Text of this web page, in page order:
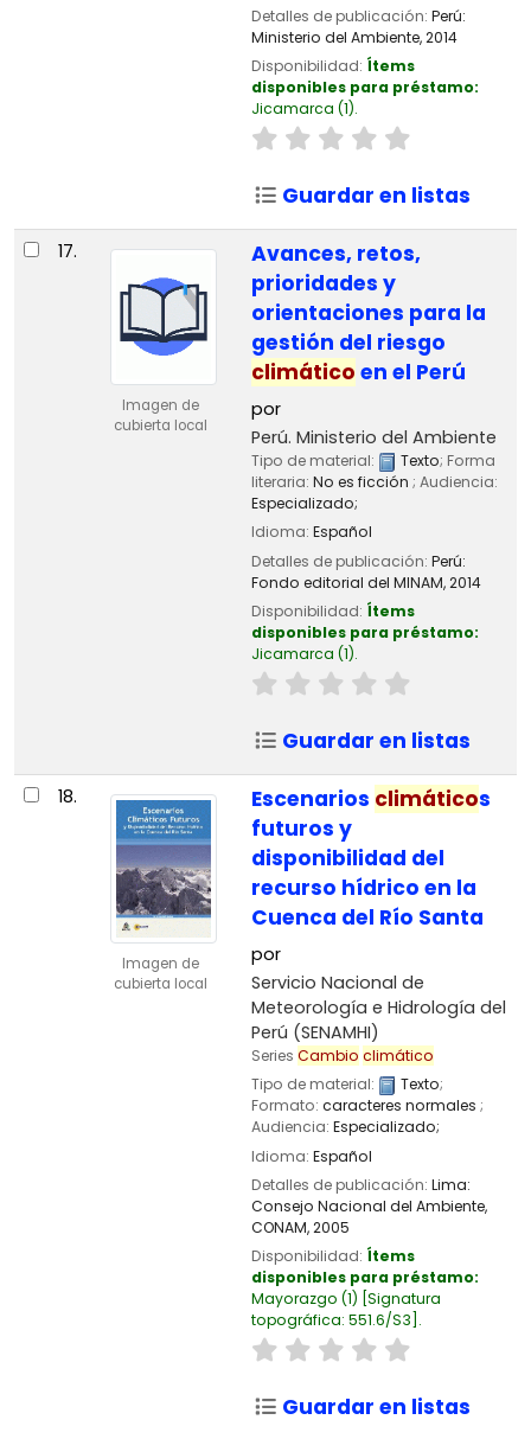
Detalles de publicación: Perú:
Ministerio del Ambiente,2014
Disponibilidad: Ítems
disponibles para préstamo:
Jicamarca (1).
Guardar en listas
17.
Imagen de
cubierta local
Avances, retos,
prioridades y
orientaciones para la
gestión del riesgo
climático en el Perú
por
Perú. Ministerio del Ambiente
Tipo de material: Texto; Forma
literaria: No es ficción ; Audiencia:
Especializado;
Idioma: Español
Detalles de publicación: Perú:
Fondo editorial del MINAM,2014
Disponibilidad: Ítems
disponibles para préstamo:
Jicamarca (1).
Guardar en listas
18.
Imagen de
cubierta local
Escenarios climáticos
futuros y
disponibilidad del
recurso hídrico en la
Cuenca del Río Santa
por
Servicio Nacional de
Meteorología e Hidrología del
Perú (SENAMHI)
Series Cambio climático
Tipo de material:
Texto;
Formato: caracteres normales ;
Audiencia: Especializado;
Idioma: Español
Detalles de publicación: Lima:
Consejo Nacional del Ambiente,
CONAM,2005
Disponibilidad: Ítems
disponibles para préstamo:
Mayorazgo (1) Signatura
topográfica: 551.6/S3 .
Guardar en listas